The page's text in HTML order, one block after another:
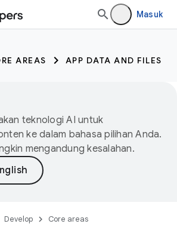
Masuk
AREAS APP DATA AND FILES
teknologi AI untuk
ke dalam bahasa pilihan Anda.
mengandung kesalahan.
Develop
Core areas